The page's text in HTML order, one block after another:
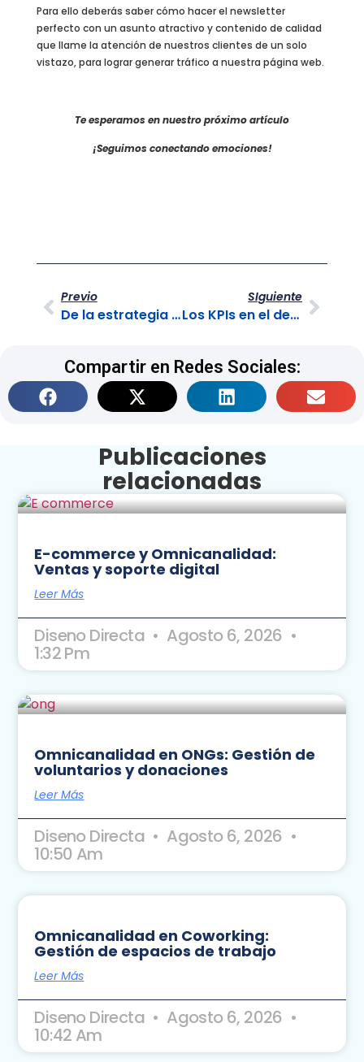
Para ello deberás saber cómo hacer el newsletter
perfecto con un asunto atractivo y contenido de calidad
que llame la atención de nuestros clientes de un solo
vistazo, para lograr generar tráfico a nuestra página web.
Te esperamos en nuestro próximo artículo
¡Seguimos conectando emociones!
Previo
De la estrategia de Customer Centric
SIguiente
Los KPIs en el desarrollo del Marketing Digital
Compartir en Redes Sociales:
Publicaciones
relacionadas
E-commerce y Omnicanalidad:
Ventas y soporte digital
Leer Más
Diseno Directa Agosto 6, 2026
1:32 Pm
Omnicanalidad en ONGs: Gestión de
voluntarios y donaciones
Leer Más
Diseno Directa Agosto 6, 2026
10:50 Am
Omnicanalidad en Coworking:
Gestión de espacios de trabajo
Leer Más
Diseno Directa Agosto 6, 2026
10:42 Am